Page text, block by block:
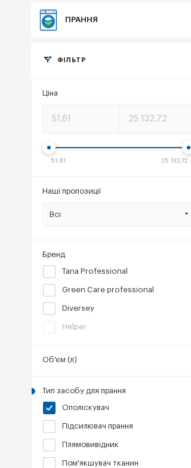
ПРАННЯ
ФІЛЬТР
Ціна
51,61 25 132,72
Наші пропозиції
Всі
Бренд
Tana Professional
Green Care professional
Diversey
Helper
Об'єм (л)
Тип засобу для прання
Ополіскувач
Підсилювач прання
Плямовивідник
Пом'якшувач тканин